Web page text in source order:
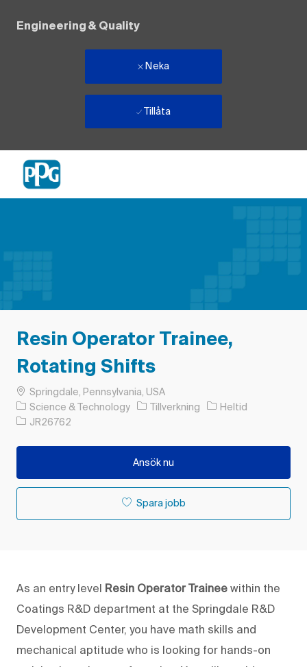
Engineering & Quality
Neka
Tillåta
Resin Operator Trainee,
Rotating Shifts
PlatsSpringdale, Pennsylvania, USA
Science & Technology
Kategori
Tillverkning Typ av jobb
Heltid
Jobb-ID
JR26762
Ansök nu
Spara jobb
As an entry level Resin Operator Trainee within the
Coatings R&D department at the Springdale R&D
Development Center, you have math skills and
mechanical aptitude who is looking for hands-on